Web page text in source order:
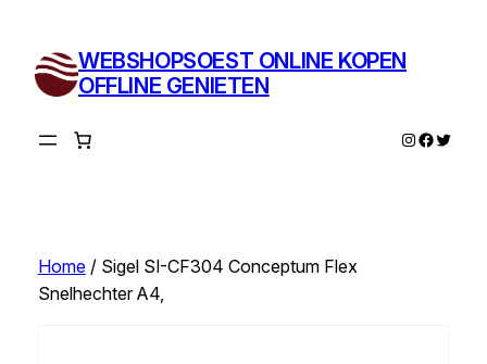
inhoud
WEBSHOPSOEST ONLINE KOPEN
OFFLINE GENIETEN
Instagram
Twitter
Home/ Sigel SI-CF304 Conceptum Flex
Snelhechter A4,